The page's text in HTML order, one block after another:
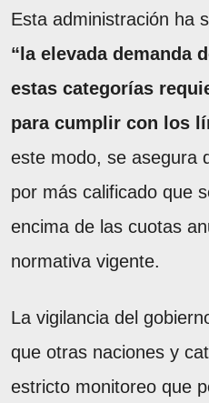
Esta administración ha
“la elevada demanda
estas categorías
para cumplir con los
este modo, se asegura
por más calificado que
encima de las cuotas
normativa vigente.
La vigilancia del
que otras naciones y
estricto monitoreo que